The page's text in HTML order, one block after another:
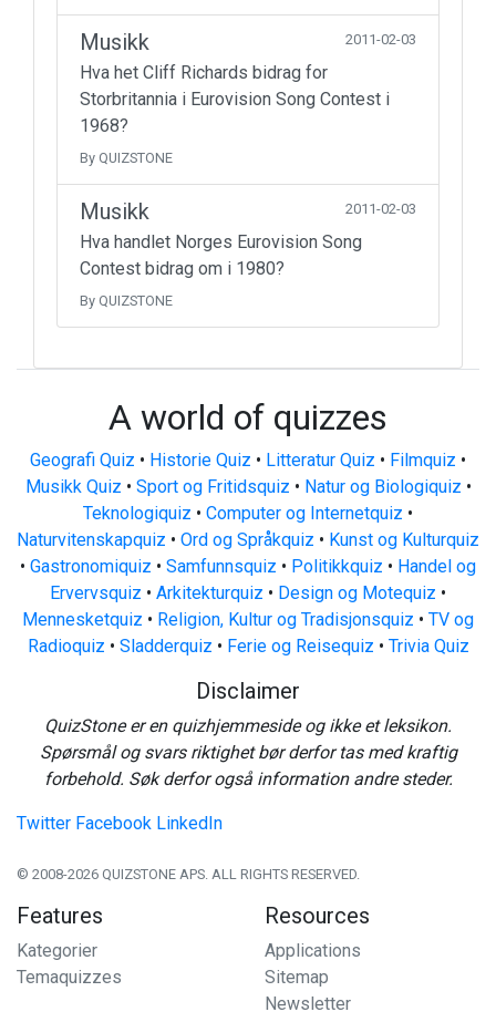
Musikk 2011-02-03
Hva het Cliff Richards bidrag for
Storbritannia i Eurovision Song Contest i
1968?
By QUIZSTONE
Musikk 2011-02-03
Hva handlet Norges Eurovision Song
Contest bidrag om i 1980?
By QUIZSTONE
A world of quizzes
Geografi Quiz • Historie Quiz • Litteratur Quiz • Filmquiz •
Musikk Quiz • Sport og Fritidsquiz • Natur og Biologiquiz •
Teknologiquiz • Computer og Internetquiz •
Naturvitenskapquiz • Ord og Språkquiz • Kunst og Kulturquiz
• Gastronomiquiz • Samfunnsquiz • Politikkquiz • Handel og
Ervervsquiz • Arkitekturquiz • Design og Motequiz •
Mennesketquiz • Religion, Kultur og Tradisjonsquiz • TV og
Radioquiz • Sladderquiz • Ferie og Reisequiz • Trivia Quiz
Disclaimer
QuizStone er en quizhjemmeside og ikke et leksikon.
Spørsmål og svars riktighet bør derfor tas med kraftig
forbehold. Søk derfor også information andre steder.
Twitter Facebook LinkedIn
© 2008-2026 QUIZSTONE APS. ALL RIGHTS RESERVED.
Features
Kategorier
Temaquizzes
Resources
Applications
Sitemap
Newsletter